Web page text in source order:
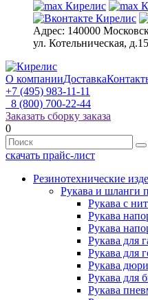
Адрес: 140000
ул. Котельническая,
О компанииДоставка
+7 (495) 983-11-11
8 (800) 700-22-44
Заказать сборку заказа
0
скачать прайс-лист
Резинотехнические
Рукава и шланги
Рукава с
Рукава
Рукава
Рукава для
Рукава для
Рукава
Рукава для
Рукава